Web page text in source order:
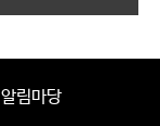
알림마당